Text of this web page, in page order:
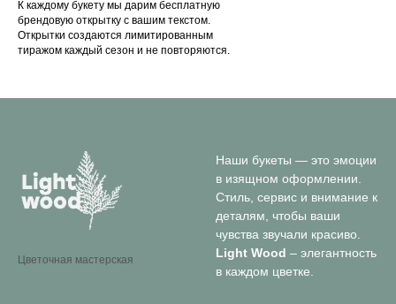
К каждому букету мы дарим бесплатную
брендовую открытку с вашим текстом.
Открытки создаются лимитированным
тиражом каждый сезон и не повторяются.
Цветочная мастерская
Наши букеты — это эмоции
в изящном оформлении.
Стиль, сервис и внимание к
деталям, чтобы ваши
чувства звучали красиво.
Light Wood – элегантность
в каждом цветке.